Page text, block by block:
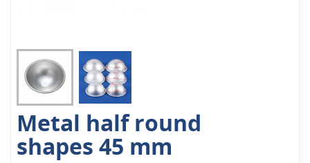
Metal half round
shapes 45 mm